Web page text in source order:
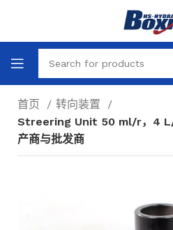
首页
转向装置
Streering Unit 50 ml/r，4
产商与批发商